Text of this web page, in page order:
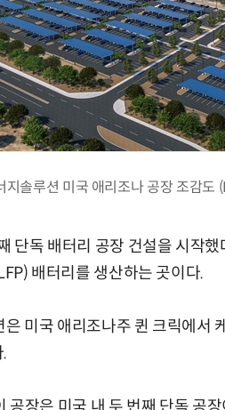
지솔루션 미국 애리조나 공장 조감도
단독 배터리 공장 건설을 시작
배터리를 생산하는 곳이다.
미국 애리조나주 퀸 크릭에서